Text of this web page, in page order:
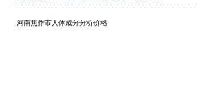
河南焦作市人体成分分析价格